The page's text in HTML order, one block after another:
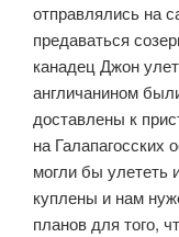
отправлялись на
предаваться
канадец Джон
англичанином
доставлены к
на Галапагосских
могли бы улететь
куплены и нам
планов для того,